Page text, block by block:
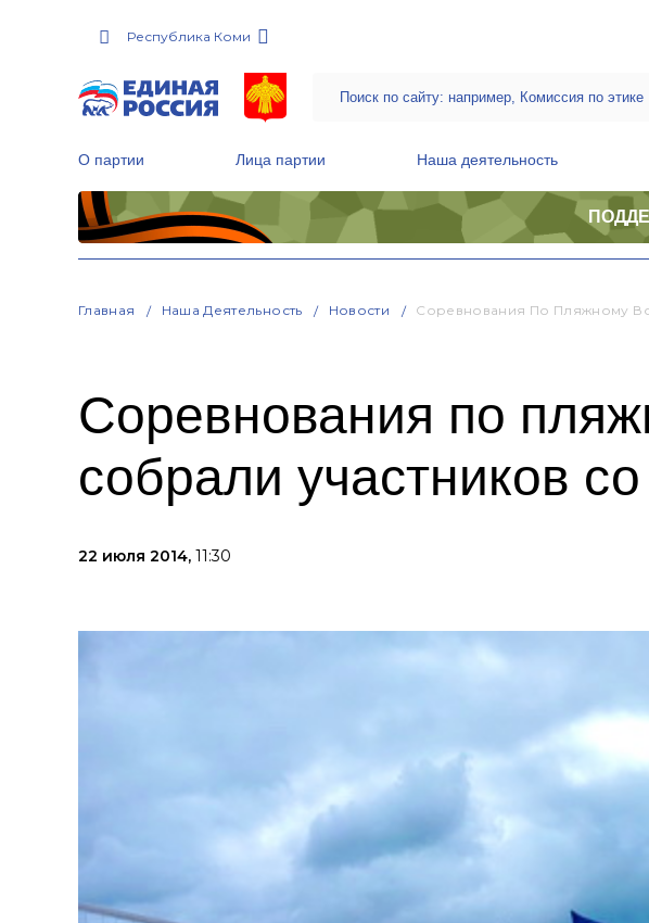
Республика Коми
О партии Лица партии Наша деятельность
Главная Наша Деятельность Новости Соревнования По Пляжному
Соревнования по
собрали участников
22 июля 2014, 11:30